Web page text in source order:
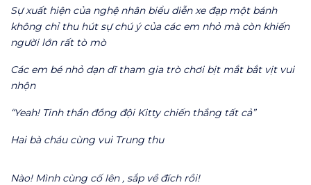
Sự xuất hiện của nghệ nhân biểu diễn xe đạp một bánh
không chỉ thu hút sự chú ý của các em nhỏ mà còn khiến
người lớn rất tò mò
Các em bé nhỏ dạn dĩ tham gia trò chơi bịt mắt bắt vịt vui
nhộn
“Yeah! Tinh thần đồng đội Kitty chiến thắng tất cả”
Hai bà cháu cùng vui Trung thu
Nào! Mình cùng cố lên , sắp về đích rồi!